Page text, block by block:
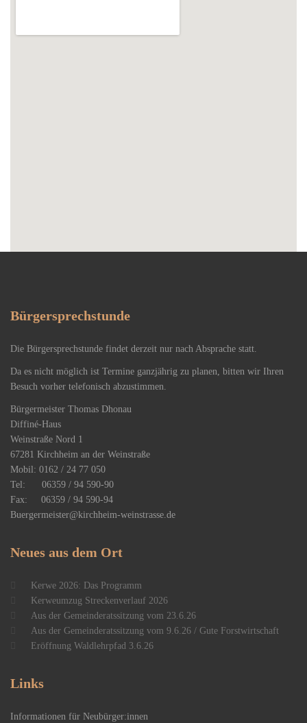
Bürgersprechstunde
Die Bürgersprechstunde findet derzeit nur nach Absprache statt.
Da es nicht möglich ist Termine ganzjährig zu planen, bitten wir Ihren
Besuch vorher telefonisch abzustimmen.
Bürgermeister Thomas Dhonau
Diffiné-Haus
​Weinstraße Nord 1
67281 Kirchheim an der Weinstraße
Mobil: 0162 / 24 77 050
Tel: 06359 / 94 590-90
Fax: 06359 / 94 590-94
Buergermeister@kirchheim-weinstrasse.de
Neues aus dem Ort
Kerwe 2026: Das Programm
Kerweumzug Streckenverlauf 2026
Aus der Gemeinderatssitzung vom 23.6.26
Aus der Gemeinderatssitzung vom 9.6.26 / Gute Forstwirtschaft
Eröffnung Waldlehrpfad 3.6.26
Links
Informationen für Neubürger:innen